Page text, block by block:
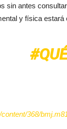
sin antes
y física estará
368/